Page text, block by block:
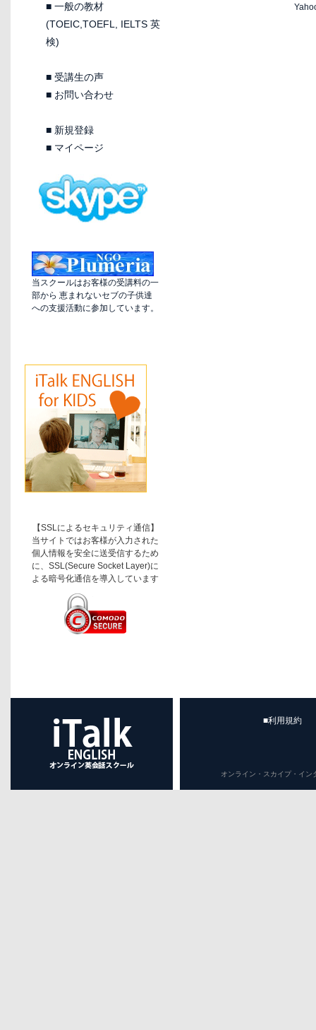
■ 一般の教材
(TOEIC,TOEFL, IELTS 英
検)
■ 受講生の声
■ お問い合わせ
■ 新規登録
■ マイページ
当スクールはお客様の受講料の一
部から 恵まれないセブの子供達
への支援活動に参加しています。
【SSLによるセキュリティ通信】
当サイトではお客様が入力された
個人情報を安全に送受信するため
に、SSL(Secure Socket Layer)に
よる暗号化通信を導入しています
■利用規約
オンライン・スカイプ・イ